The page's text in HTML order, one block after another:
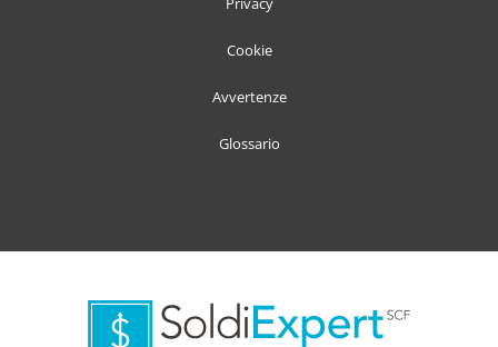
Cookie
Avvertenze
Glossario